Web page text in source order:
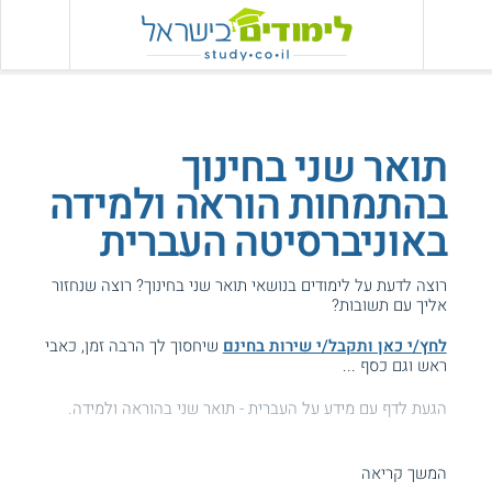
תואר שני בחינוך
בהתמחות הוראה ולמידה
באוניברסיטה העברית
רוצה לדעת על לימודים בנושאי תואר שני בחינוך? רוצה שנחזור
אליך עם תשובות?
לחץ/י כאן ותקבל/י שירות בחינם שיחסוך לך הרבה זמן, כאבי
ראש וגם כסף ...
הגעת לדף עם מידע על העברית - תואר שני בהוראה ולמידה.
עזרנו גם לך? דרג אותנו:המשך קריאה